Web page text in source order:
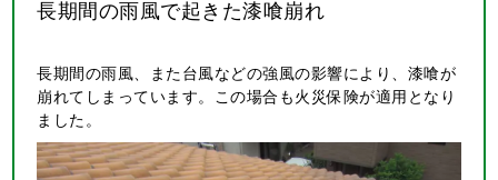
長期間の雨風で起きた漆喰崩れ
長期間の雨風、また台風などの強風の影響により、漆喰が
崩れてしまっています。この場合も火災保険が適用となり
ました。